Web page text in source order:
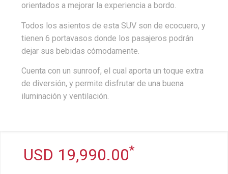
orientados a mejorar la experiencia a bordo.
Todos los asientos de esta SUV son de ecocuero, y
tienen 6 portavasos donde los pasajeros podrán
dejar sus bebidas cómodamente.
Cuenta con un sunroof, el cual aporta un toque extra
de diversión, y permite disfrutar de una buena
iluminación y ventilación.
USD 19,990.00*